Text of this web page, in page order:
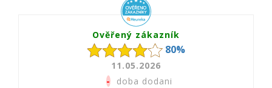
Ověřený zákazník
80%
11.05.2026
-doba dodani